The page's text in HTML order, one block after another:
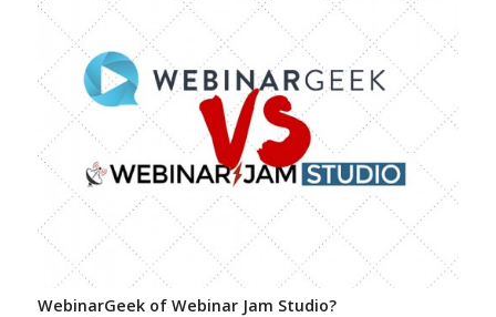
WebinarGeek of Webinar Jam Studio?